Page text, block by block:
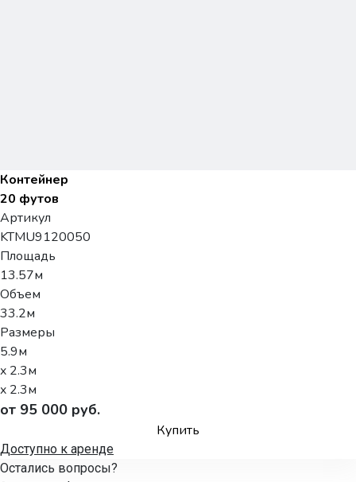
Контейнер
20 футов
Артикул
KTMU9120050
Площадь
13.57м
Объем
33.2м
Размеры
5.9м
x 2.3м
x 2.3м
от 95 000 руб.
Купить
Доступно к аренде
Остались вопросы?